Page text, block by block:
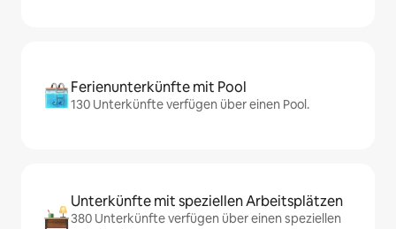
Ferienunterkünfte mit Pool
130 Unterkünfte verfügen über einen Pool.
Unterkünfte mit speziellen Arbeitsplätzen
380 Unterkünfte verfügen über einen speziellen